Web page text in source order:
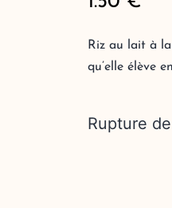
Riz au lait à
qu’elle élève
Rupture